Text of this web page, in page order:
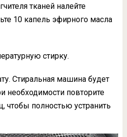
тканей налейте
10 капель эфирного масла
стирку.
Стиральная машина будет
необходимости повторите
чтобы полностью устранить